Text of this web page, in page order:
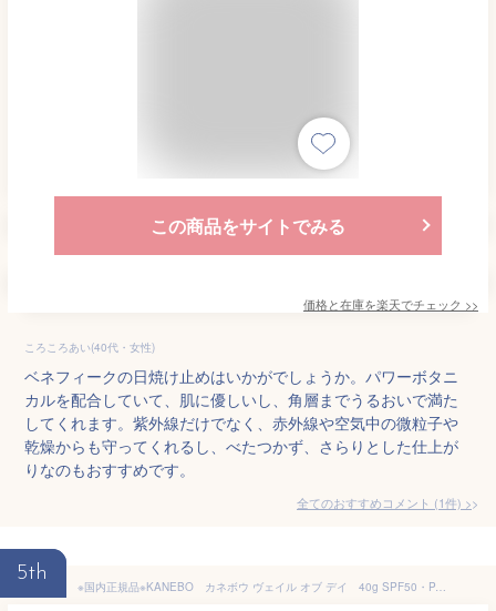
この商品をサイトでみる
価格と在庫を楽天でチェック >>
ころころあい(40代・女性)
ベネフィークの日焼け止めはいかがでしょうか。パワーボタニ
カルを配合していて、肌に優しいし、角層までうるおいで満た
してくれます。紫外線だけでなく、赤外線や空気中の微粒子や
乾燥からも守ってくれるし、べたつかず、さらりとした仕上が
りなのもおすすめです。
全てのおすすめコメント (1件) >
5th
※国内正規品※KANEBO カネボウ ヴェイル オブ デイ 40g SPF50・PA+++ みずみずしい ツヤ感 継続補水 日焼け止め UV美容液 化粧下地 ネコポス発送 UV